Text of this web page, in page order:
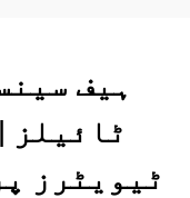
ہیف
ٹائیلز
ٹیویٹرز